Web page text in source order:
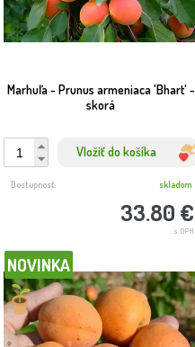
Marhuľa - Prunus armeniaca 'Bhart' -
skorá
Vložiť do košíka
33.80 €
s DPH
Dostupnosť: skladom
NOVINKA